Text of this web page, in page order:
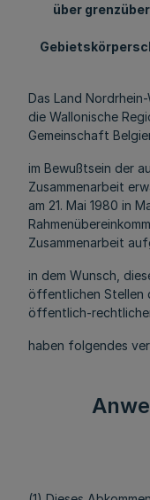
über
Das Land
die Wallonische
Gemeinschaft
im Bewußtsein der
Zusammenarbeit
am 21. Mai 1980 in
Zusammenarbeit
in dem Wunsch,
öffentlichen Stellen
öffentlich-
haben folgendes